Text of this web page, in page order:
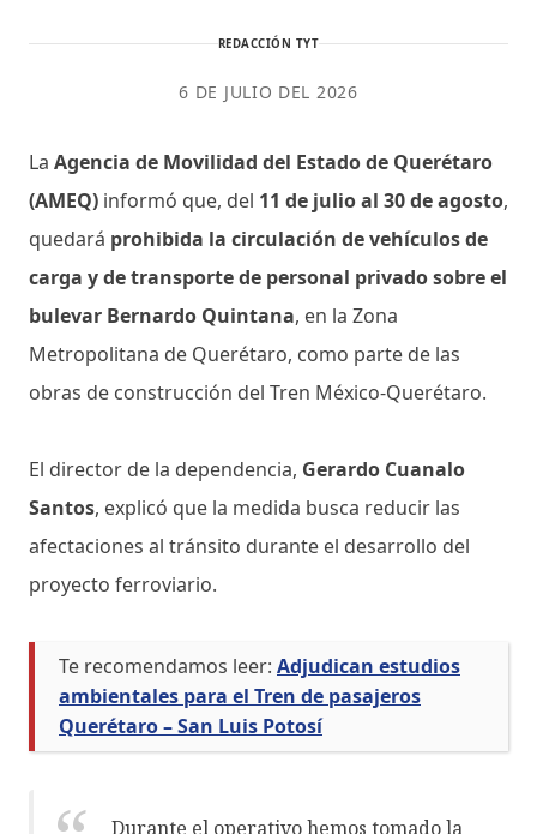
REDACCIÓN TYT
6 DE JULIO DEL 2026
La Agencia de Movilidad del Estado de Querétaro
(AMEQ) informó que, del 11 de julio al 30 de agosto,
quedará prohibida la circulación de vehículos de
carga y de transporte de personal privado sobre el
bulevar Bernardo Quintana, en la Zona
Metropolitana de Querétaro, como parte de las
obras de construcción del Tren México-Querétaro.
El director de la dependencia, Gerardo Cuanalo
Santos, explicó que la medida busca reducir las
afectaciones al tránsito durante el desarrollo del
proyecto ferroviario.
Te recomendamos leer: Adjudican estudios
ambientales para el Tren de pasajeros
Querétaro – San Luis Potosí
Durante el operativo hemos tomado la